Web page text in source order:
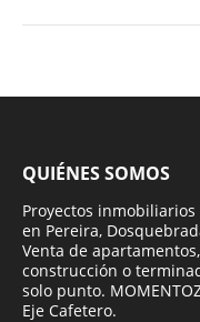
QUIÉNES SOMOS
Proyectos
en Pereira,
Venta de
construcción o
solo punto.
Eje Cafetero.